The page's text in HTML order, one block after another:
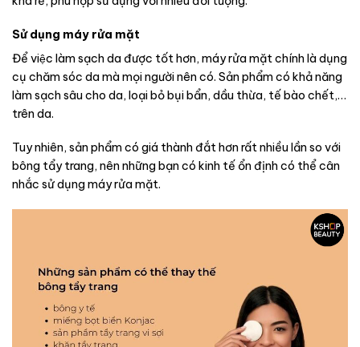
Sử dụng máy rửa mặt
Để việc làm sạch da được tốt hơn, máy rửa mặt chính là dụng
cụ chăm sóc da mà mọi người nên có. Sản phẩm có khả năng
làm sạch sâu cho da, loại bỏ bụi bẩn, dầu thừa, tế bào chết,…
trên da.
Tuy nhiên, sản phẩm có giá thành đắt hơn rất nhiều lần so với
bông tẩy trang, nên những bạn có kinh tế ổn định có thể cân
nhắc sử dụng máy rửa mặt.